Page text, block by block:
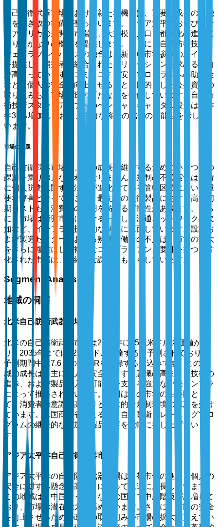
自己防衛武器市場における新たな機会は、重要な成長の可能
性を解き放つ準備が整っています。アジア太平洋およびラテ
ンアメリカの未開拓市場は、大規模な人口と都市化の進展に
より、かなりの機会を提供します。さらに、自己防衛技術と
ウェアラブルデバイスの融合は、新しい市場参入のポイント
を提供し、消費者が統合されたソリューションを求める傾向
が高まっています。コミュニティ安全プログラムへの助成金
など、個人の安全を向上させることを目的とした公共資金の
取り組みも、市場浸透の新たな道を提供しています。自己防
衛技術スタートアップへのベンチャーキャピタル投資は、昨
年35％増加しており、強力な将来の成長の可能性を示して
います。
市場の課題
自己防衛武器市場は、その成長を維持するためにいくつかの
課題を乗り越えなければなりません。規制の不確実性は、特
に個人防衛に関する法律が進化している管轄区域において重
要な障害となっています。最先端の技術製品に対する高い初
期コストも、消費者の採用を妨げる可能性があります。さら
に、市場は新興市場における一貫した流通ネットワークの欠
如など、インフラや技術的な制限に直面しています。設計お
よび製造セクターにおける熟練労働者の不足は、市場の拡大
をさらに複雑にし、複雑なコンプライアンス要件を持つ断片
化された市場は、継続的な課題をもたらしています。
Segment Analysis
地域の洞察
北米自己防衛武器市場
北米の自己防衛武器市場は2025年に15億米ドルの価値があ
り、2035年までに32億米ドルに達すると予測されており、
予測期間中に7.6％のCAGRを記録する見込みです。この地
域の成長は、主に個人の安全に対する意識の高まり、技術の
進歩、および製品の入手可能性を支える強力な小売インフラ
によって推進されています。米国はこの市場の主要国とし
て、消費者の意識の高まりと好意的な規制環境の恩恵を受け
ています。米国商務省によると、自己防衛トレーニングプロ
グラムの継続的な増加が製品需要を大幅に押し上げていま
す。
アジア太平洋自己防衛武器市場
アジア太平洋の自己防衛武器市場は、都市化の進展と個人の
安全に対する懸念の高まりによって急速に成長しています。
この地域は、中国やインドなどの国々で中産階級が急増して
おり、市場の潜在能力を高めています。さらに、市民の安全
を向上させるための政府の取り組みが市場の拡大を支えてい